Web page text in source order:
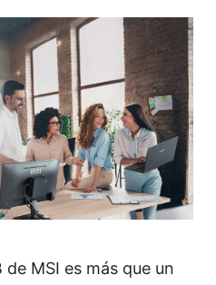
MSI es más que un